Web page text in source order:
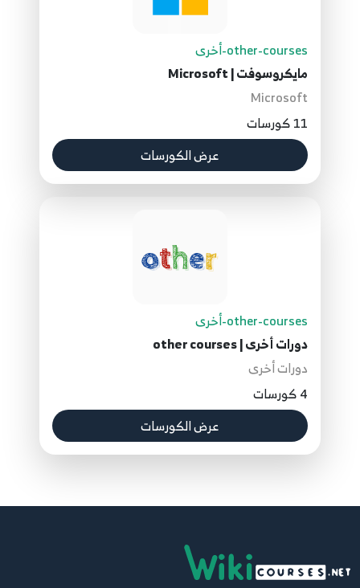
other-courses-أخرى
مايكروسوفت | Microsoft
Microsoft
11 كورسات
عرض الكورسات
other-courses-أخرى
دورات أخرى | other courses
دورات أخرى
4 كورسات
عرض الكورسات